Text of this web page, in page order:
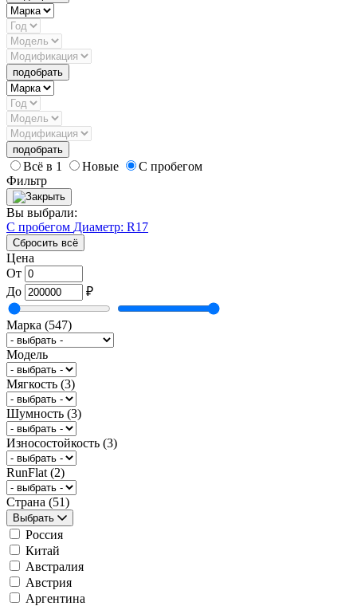
подобрать
подобрать
Всё в 1 Новые
С пробегом
Фильтр
Вы выбрали:
С пробегом Диаметр: R17
Сбросить всё
Цена
От
До
₽
Марка (547)
Модель
Мягкость (3)
Шумность (3)
Износостойкость (3)
RunFlat (2)
Страна (51)
Выбрать
Россия
Китай
Австралия
Австрия
Аргентина